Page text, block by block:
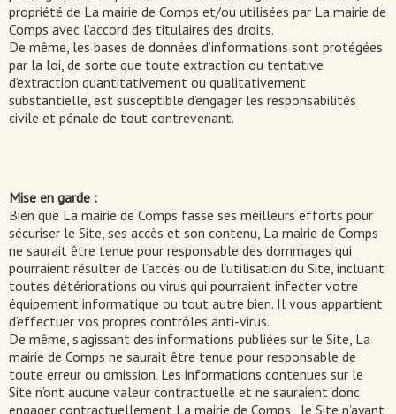
propriété de La mairie de Comps et/ou utilisées par La mairie de
Comps avec l’accord des titulaires des droits.
De même, les bases de données d’informations sont protégées
par la loi, de sorte que toute extraction ou tentative
d’extraction quantitativement ou qualitativement
substantielle, est susceptible d’engager les responsabilités
civile et pénale de tout contrevenant.
Mise en garde :
Bien que La mairie de Comps fasse ses meilleurs efforts pour
sécuriser le Site, ses accès et son contenu, La mairie de Comps
ne saurait être tenue pour responsable des dommages qui
pourraient résulter de l’accès ou de l’utilisation du Site, incluant
toutes détériorations ou virus qui pourraient infecter votre
équipement informatique ou tout autre bien. Il vous appartient
d’effectuer vos propres contrôles anti-virus.
De même, s’agissant des informations publiées sur le Site, La
mairie de Comps ne saurait être tenue pour responsable de
toute erreur ou omission. Les informations contenues sur le
Site n’ont aucune valeur contractuelle et ne sauraient donc
engager contractuellement La mairie de Comps , le Site n’ayant